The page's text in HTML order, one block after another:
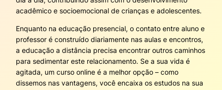
acadêmico e socioemocional de crianças e adolescentes.
Enquanto na educação presencial, o contato entre aluno e
professor é construído diariamente nas aulas e encontros,
a educação a distância precisa encontrar outros caminhos
para sedimentar este relacionamento. Se a sua vida é
agitada, um curso online é a melhor opção – como
dissemos nas vantagens, você encaixa os estudos na sua